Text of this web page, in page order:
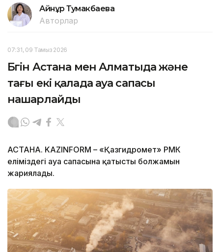
Айнұр Тумакбаева
Авторлар
07:31, 09 Тамыз 2026
Бүгін Астана мен Алматыда және
тағы екі қалада ауа сапасы
нашарлайды
АСТАНА. KAZINFORM – «Қазгидромет» РМК
еліміздегі ауа сапасына қатысты болжамын
жариялады.